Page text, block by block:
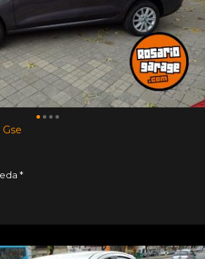
*